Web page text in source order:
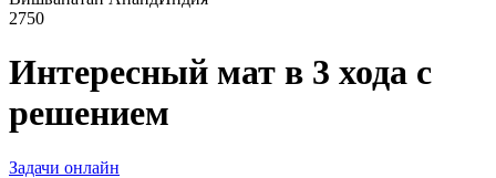
2750
Интересный мат в 3 хода с
решением
Задачи онлайн